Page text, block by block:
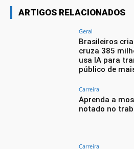
ARTIGOS RELACIONADOS
Geral
Brasileiros
cruza 385
usa IA para
público de
Carreira
Aprenda a
notado no
Carreira